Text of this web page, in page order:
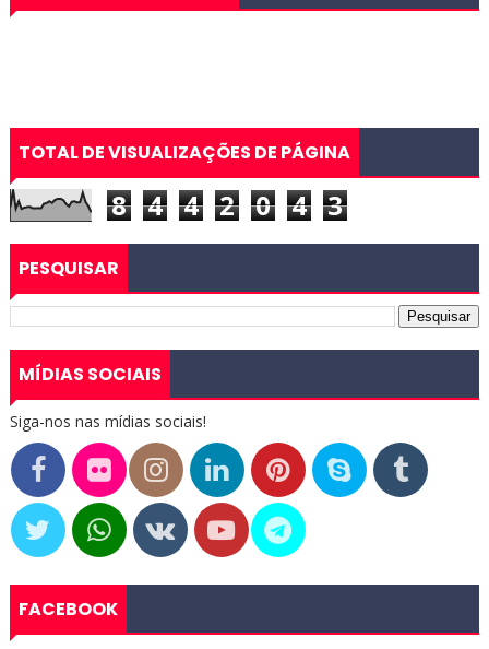
TOTAL DE VISUALIZAÇÕES DE PÁGINA
8 4 4 2 0 4 3
PESQUISAR
MÍDIAS SOCIAIS
Siga-nos nas mídias sociais!
FACEBOOK